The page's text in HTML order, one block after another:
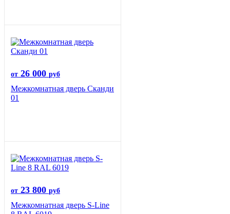
от 26 000 руб
Межкомнатная дверь Сканди
01
от 23 800 руб
Межкомнатная дверь S-Line